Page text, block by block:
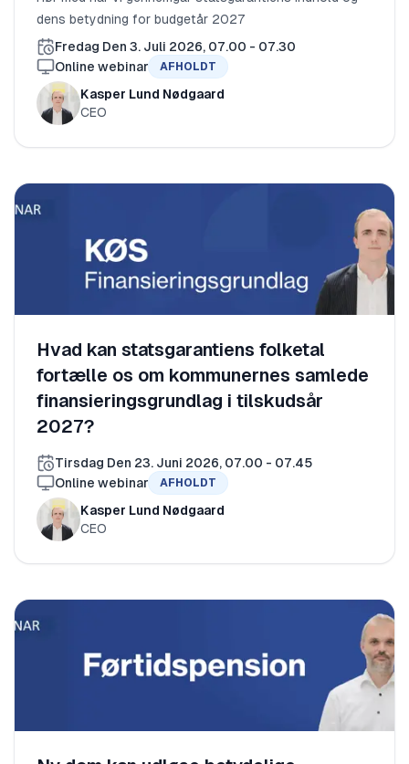
dens betydning for budgetår 2027
Fredag Den 3. Juli 2026, 07.00 - 07.30
Online webinar
AFHOLDT
Kasper Lund Nødgaard
CEO
Hvad kan statsgarantiens folketal
fortælle os om kommunernes samlede
finansieringsgrundlag i tilskudsår
2027?
Tirsdag Den 23. Juni 2026, 07.00 - 07.45
Online webinar
AFHOLDT
Kasper Lund Nødgaard
CEO